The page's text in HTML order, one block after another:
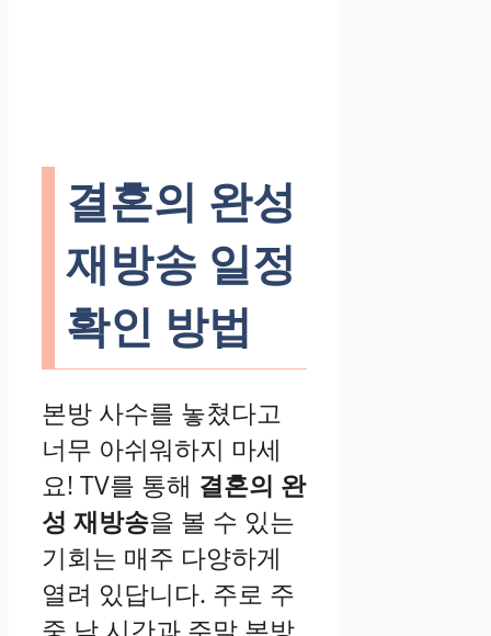
결혼의 완성
재방송 일정
확인 방법
본방 사수를 놓쳤다고
너무 아쉬워하지 마세
요! TV를 통해 결혼의 완
성 재방송을 볼 수 있는
기회는 매주 다양하게
열려 있답니다. 주로 주